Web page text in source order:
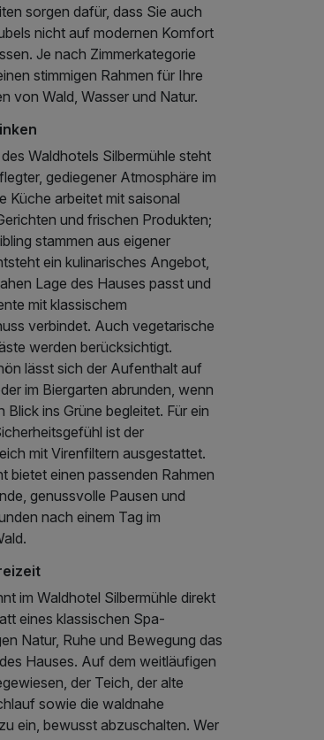
sorgen dafür, dass Sie auch
nicht auf modernen Komfort
Je nach Zimmerkategorie
stimmigen Rahmen für Ihre
von Wald, Wasser und Natur.
Waldhotels Silbermühle steht
gediegener Atmosphäre im
Küche arbeitet mit saisonal
und frischen Produkten;
stammen aus eigener
ein kulinarisches Angebot,
Lage des Hauses passt und
mit klassischem
verbindet. Auch vegetarische
werden berücksichtigt.
lässt sich der Aufenthalt auf
im Biergarten abrunden, wenn
Blick ins Grüne begleitet. Für ein
ist der
mit Virenfiltern ausgestattet.
bietet einen passenden Rahmen
genussvolle Pausen und
nach einem Tag im
im Waldhotel Silbermühle direkt
eines klassischen Spa-
Natur, Ruhe und Bewegung das
Hauses. Auf dem weitläufigen
der Teich, der alte
sowie die waldnahe
ein, bewusst abzuschalten. Wer